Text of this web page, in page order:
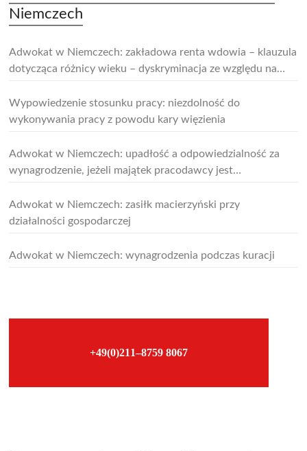
Niemczech
Adwokat w Niemczech: zakładowa renta wdowia – klauzula
dotycząca różnicy wieku – dyskryminacja ze względu na
Wypowiedzenie stosunku pracy: niezdolność do
wykonywania pracy z powodu kary więzienia
Adwokat w Niemczech: upadłość a odpowiedzialność za
wynagrodzenie, jeżeli majątek pracodawcy jest
Adwokat w Niemczech: zasiłk macierzyński przy
działalności gospodarczej
Adwokat w Niemczech: wynagrodzenia podczas kuracji
+49(0)211–8759 8067